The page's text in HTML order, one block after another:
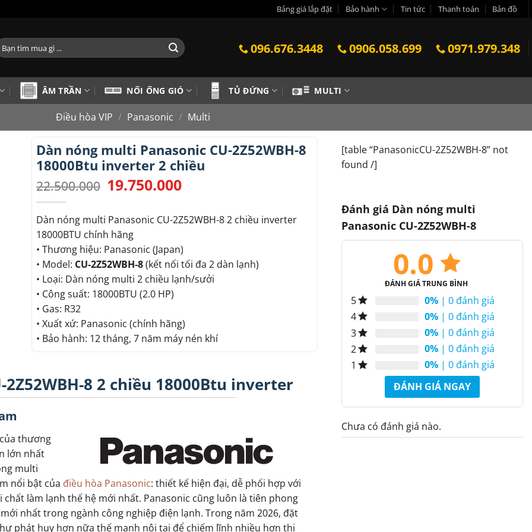
Bảng giá lắp đặt Bảo hành Tin tức Thanh toán Bản đồ
096.676.3448 0906.058.699 0971.979.348
ÂM TRẦN NỐI ỐNG GIÓ TỦ ĐỨNG MULTI
Điều hòa VIP / Panasonic / Multi
Dàn nóng multi Panasonic CU-2Z52WBH-8
18000Btu inverter 2 chiều
22.500.000 Giá
gốc
22.500.000.
19.750.000
là:
Dàn nóng multi Panasonic CU-2Z52WBH-8 2 chiều inverter
18000BTU chính hãng
• Thương hiệu: Panasonic (Japan)
• Model: CU-2Z52WBH-8(kết nối tối đa 2 dàn lạnh)
• Loại: Dàn nóng multi 2 chiều lạnh/sưởi
• Công suất: 18000BTU (2.0 HP)
• Gas: R32
• Xuất xứ: Panasonic (chính hãng)
• Bảo hành: 12 tháng, 7 năm máy nén khí
8 2 chiều 18000Btu inverter
thương
lớn nhất
multi
nổi bật của điều hòa Panasonic: thiết kế hiện đại, dễ phối hợp với
làm lạnh thế hệ mới nhất. Panasonic cũng luôn là tiên phong
nhất trong ngành công nghiệp điện lạnh. Trong năm 2026, đặt
phát huy hơn nữa thế mạnh nội tại để chiếm lĩnh nhiều hơn thị
[table “PanasonicCU-2Z52WBH-8” not
found /]
Đánh giá Dàn nóng multi
Panasonic CU-2Z52WBH-8
0.0
ĐÁNH GIÁ TRUNG BÌNH
5 0% | 0 đánh giá
4
0% | 0 đánh giá
3
0% | 0 đánh giá
2
0% | 0 đánh giá
1
0% | 0 đánh giá
ĐÁNH GIÁ NGAY
Chưa có đánh giá nào.